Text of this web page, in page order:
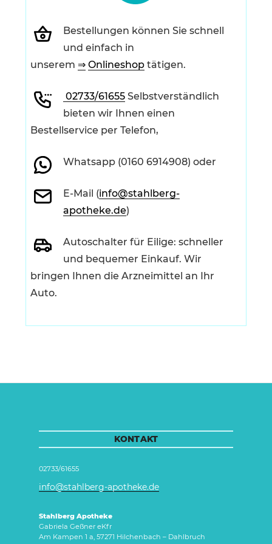
Bestellungen können Sie schnell
und einfach in
unserem ⇒ Onlineshop tätigen.
02733/61655 Selbstverständlich
bieten wir Ihnen einen
Bestellservice per Telefon,
Whatsapp (0160 6914908) oder
E-Mail (info@stahlberg-
apotheke.de)
Autoschalter für Eilige: schneller
und bequemer Einkauf. Wir
bringen Ihnen die Arzneimittel an Ihr
Auto.
KONTAKT
02733/61655
info@stahlberg-apotheke.de
Stahlberg Apotheke
Gabriela Geßner eKfr
Am Kampen 1 a, 57271 Hilchenbach – Dahlbruch